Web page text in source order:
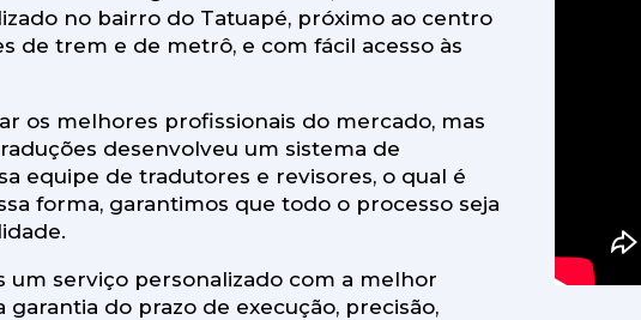
no bairro do Tatuapé, próximo ao centro
de trem e de metrô, e com fácil acesso às
os melhores profissionais do mercado, mas
desenvolveu um sistema de
equipe de tradutores e revisores, o qual é
forma, garantimos que todo o processo seja
um serviço personalizado com a melhor
do prazo de execução, precisão,